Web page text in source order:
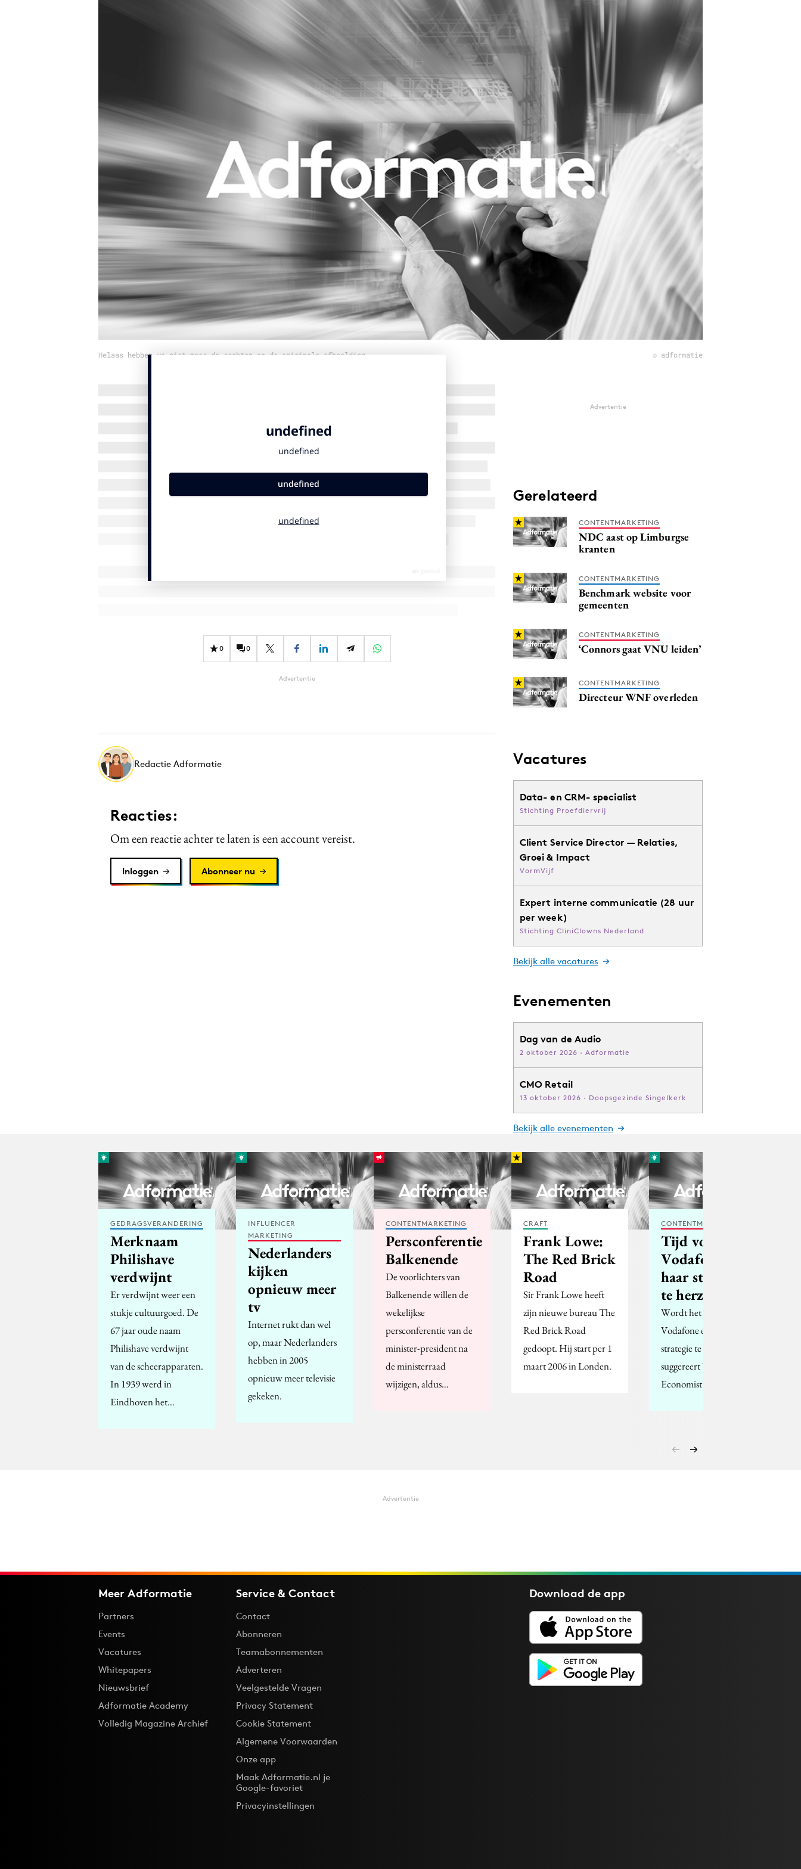
Influencer marketing
Interne communicatie
Purpose Marketing
Reputatie & crisis
Helaas hebben we niet meer de rechten op de originele afbeelding © adformatie
0 0
Advertentie
Redactie Adformatie
Reacties:
Om een reactie achter te laten is een account vereist.
Inloggen Abonneer nu
Advertentie
Gerelateerd
CONTENTMARKETING
NDC aast op Limburgse
kranten
CONTENTMARKETING
Benchmark website voor
gemeenten
CONTENTMARKETING
‘Connors gaat VNU leiden’
CONTENTMARKETING
Directeur WNF overleden
Vacatures
Data- en CRM- specialist
Stichting Proefdiervrij
Client Service Director — Relaties,
Groei & Impact
VormVijf
Expert interne communicatie (28 uur
per week)
Stichting CliniClowns Nederland
Bekijk alle vacatures
Evenementen
Dag van de Audio
2 oktober 2026 · Adformatie
CMO Retail
13 oktober 2026 · Doopsgezinde Singelkerk
Bekijk alle evenementen
GEDRAGSVERANDERING
Merknaam
Philishave
verdwijnt
Er verdwijnt weer een
stukje cultuurgoed. De
67 jaar oude naam
Philishave verdwijnt
van de scheerapparaten.
In 1939 werd in
Eindhoven het…
INFLUENCER
MARKETING
Nederlanders
kijken
opnieuw meer
tv
Internet rukt dan wel
op, maar Nederlanders
hebben in 2005
opnieuw meer televisie
gekeken.
CONTENTMARKETING
Persconferentie
Balkenende
De voorlichters van
Balkenende willen de
wekelijkse
persconferentie van de
minister-president na
de ministerraad
wijzigen, aldus…
CRAFT
Frank Lowe:
The Red Brick
Road
Sir Frank Lowe heeft
zijn nieuwe bureau The
Red Brick Road
gedoopt. Hij start per 1
maart 2006 in Londen.
CONTENTMARKETING
Tijd voor
Vodafone om
haar strategie
te herzien?
Wordt het tijd voor
Vodafone een andere
strategie te kiezen? Dat
suggereert The
Economist deze week.
Advertentie
Meer Adformatie
Partners
Events
Vacatures
Whitepapers
Nieuwsbrief
Adformatie Academy
Volledig Magazine Archief
Service & Contact
Contact
Abonneren
Teamabonnementen
Adverteren
Veelgestelde Vragen
Privacy Statement
Cookie Statement
Algemene Voorwaarden
Onze app
Maak Adformatie.nl je
Google-favoriet
Privacyinstellingen
Download deapp